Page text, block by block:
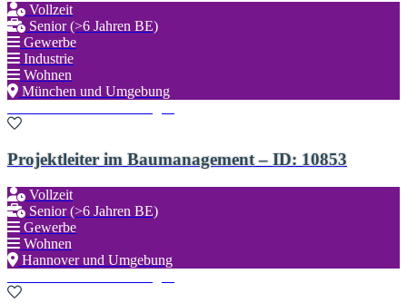
Vollzeit
Senior (>6 Jahren BE)
Gewerbe
Industrie
Wohnen
München und Umgebung
Projektleiter im Baumanagement – ID: 10853
Vollzeit
Senior (>6 Jahren BE)
Gewerbe
Wohnen
Hannover und Umgebung